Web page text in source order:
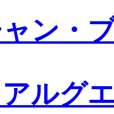
ン・
ルグ